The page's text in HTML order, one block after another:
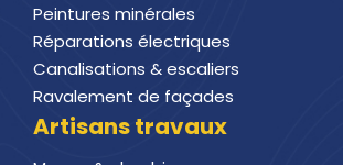
Peintures minérales
Réparations électriques
Canalisations & escaliers
Ravalement de façades
Artisans travaux